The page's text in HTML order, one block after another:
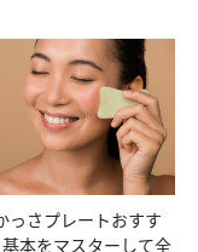
っさプレートおすす
本をマスターして全